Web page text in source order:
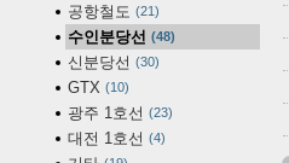
공항철도 21
수인분당선 48
신분당선 30
GTX 10
광주 1호선 23
대전 1호선 4